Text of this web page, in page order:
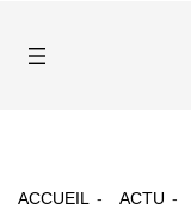
ACCUEIL ACTU